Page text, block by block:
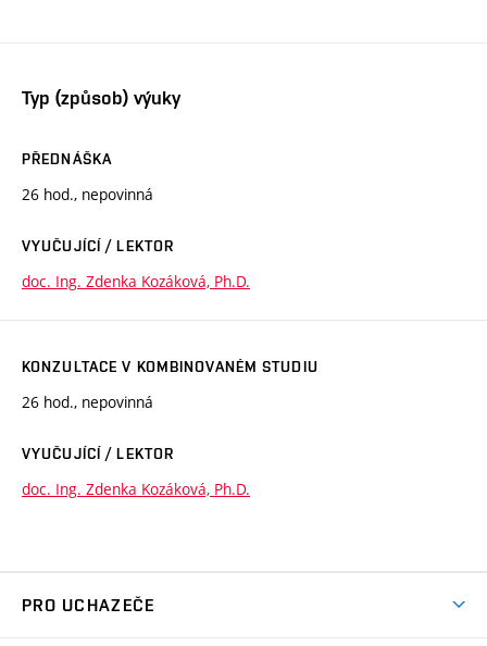
Typ (způsob) výuky
PŘEDNÁŠKA
26 hod., nepovinná
VYUČUJÍCÍ / LEKTOR
doc. Ing. Zdenka Kozáková, Ph.D.
KONZULTACE V KOMBINOVANÉM STUDIU
26 hod., nepovinná
VYUČUJÍCÍ / LEKTOR
doc. Ing. Zdenka Kozáková, Ph.D.
PRO UCHAZEČE